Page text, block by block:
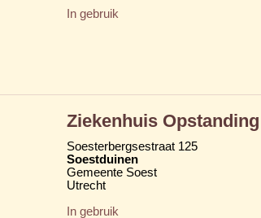
In gebruik
Ziekenhuis Opstanding
Soesterbergsestraat 125
Soestduinen
Gemeente Soest
Utrecht
In gebruik